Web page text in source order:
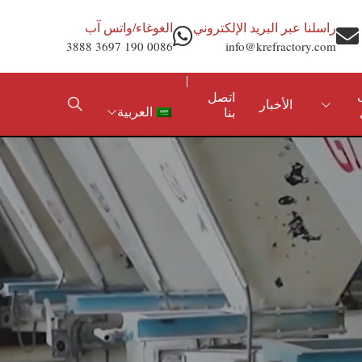
راسلنا عبر البريد الإلكتروني
info@krefractory.com
الغوغاء/واتس آب
0086 190 3697 3888
الصلب والحديد
الألومنيوم وغير الحديد
الأسمنت والجير
الكهرباء والغلاية
البتروكيماويات
الهاون الحراري
المواد الخام الحرارية
مسحوق الألومينا
الأخبار
اتصل
بنا
العربية